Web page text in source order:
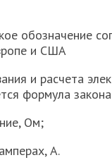
обозначение
и США
и расчета
формула
Ом;
А.